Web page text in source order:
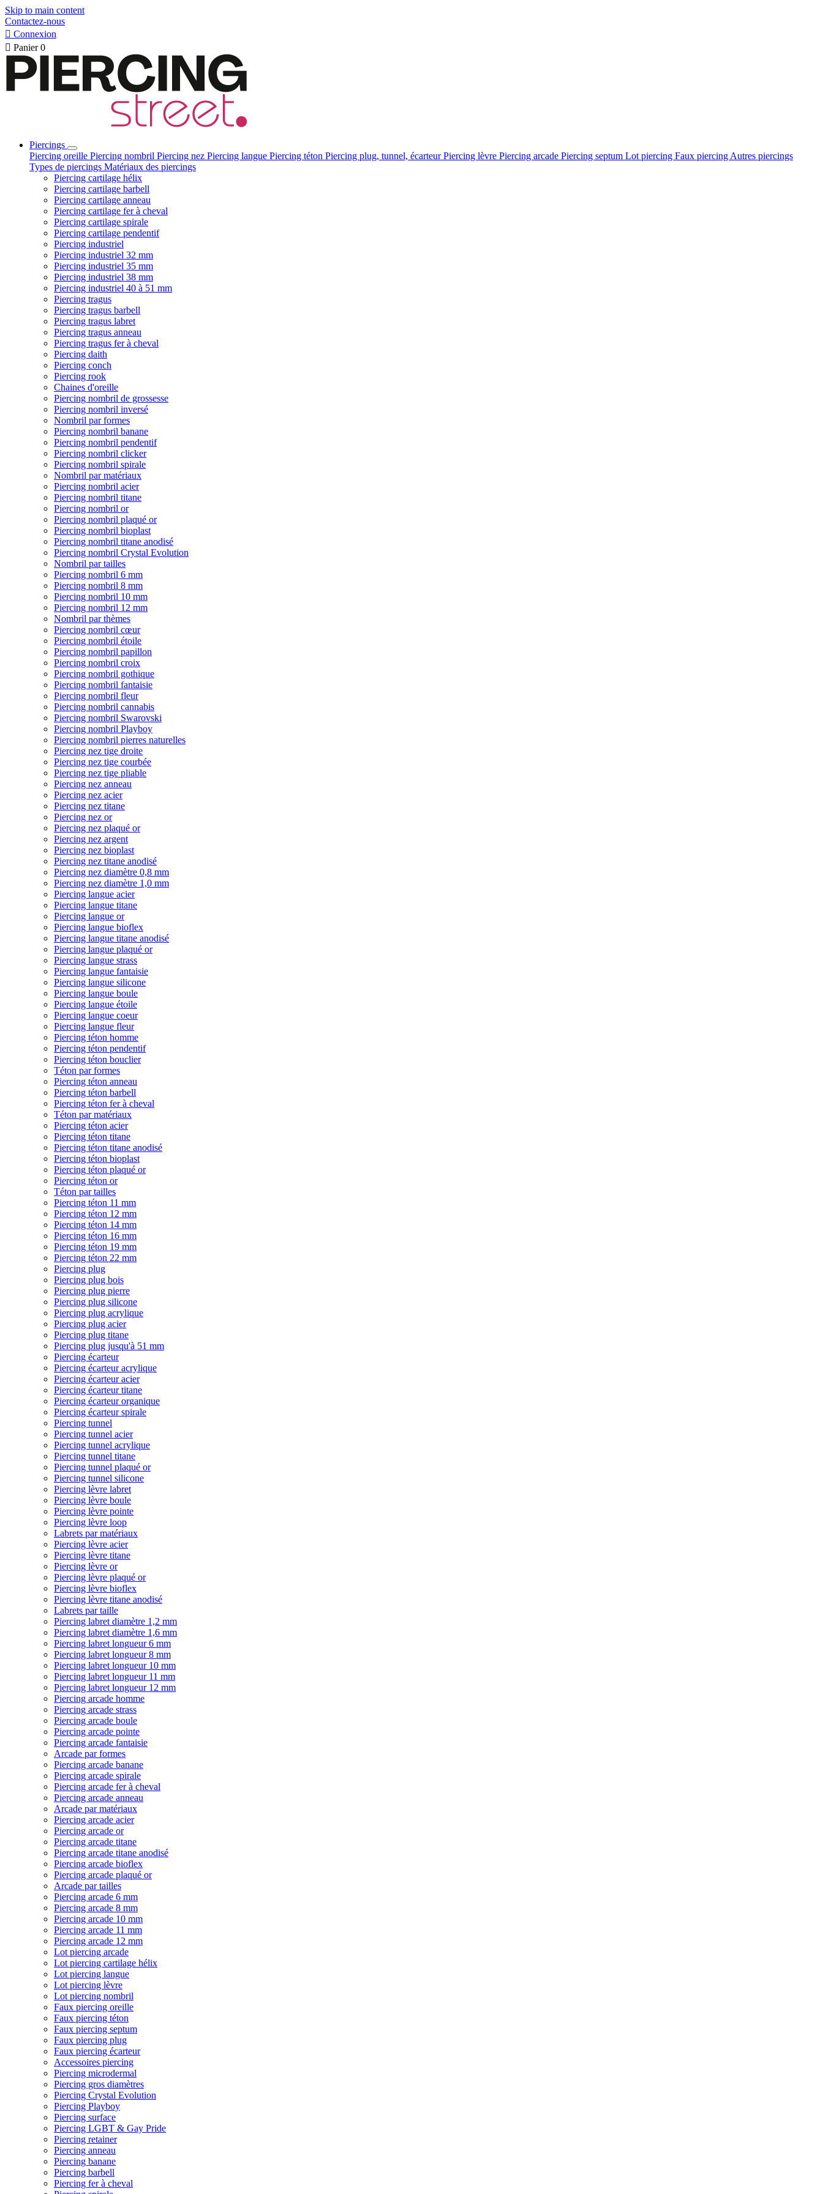
Skip to main content
Contactez-nous
 Connexion
 Panier 0
Piercings
Piercing oreille Piercing nombril Piercing nez Piercing langue Piercing téton Piercing plug, tunnel, écarteurPiercing lèvre Piercing arcade Piercing septum Lot piercing Faux piercing Autres piercings
Types de piercings Matériaux des piercings
Piercing cartilage hélix
Piercing cartilage barbell
Piercing cartilage anneau
Piercing cartilage fer à cheval
Piercing cartilage spirale
Piercing cartilage pendentif
Piercing industriel
Piercing industriel 32 mm
Piercing industriel 35 mm
Piercing industriel 38 mm
Piercing industriel 40 à 51 mm
Piercing tragus
Piercing tragus barbell
Piercing tragus labret
Piercing tragus anneau
Piercing tragus fer à cheval
Piercing daith
Piercing conch
Piercing rook
Chaines d'oreille
Piercing nombril de grossesse
Piercing nombril inversé
Nombril par formes
Piercing nombril banane
Piercing nombril pendentif
Piercing nombril clicker
Piercing nombril spirale
Nombril par matériaux
Piercing nombril acier
Piercing nombril titane
Piercing nombril or
Piercing nombril plaqué or
Piercing nombril bioplast
Piercing nombril titane anodisé
Piercing nombril Crystal Evolution
Nombril par tailles
Piercing nombril 6 mm
Piercing nombril 8 mm
Piercing nombril 10 mm
Piercing nombril 12 mm
Nombril par thèmes
Piercing nombril cœur
Piercing nombril étoile
Piercing nombril papillon
Piercing nombril croix
Piercing nombril gothique
Piercing nombril fantaisie
Piercing nombril fleur
Piercing nombril cannabis
Piercing nombril Swarovski
Piercing nombril Playboy
Piercing nombril pierres naturelles
Piercing nez tige droite
Piercing nez tige courbée
Piercing nez tige pliable
Piercing nez anneau
Piercing nez acier
Piercing nez titane
Piercing nez or
Piercing nez plaqué or
Piercing nez argent
Piercing nez bioplast
Piercing nez titane anodisé
Piercing nez diamètre 0,8 mm
Piercing nez diamètre 1,0 mm
Piercing langue acier
Piercing langue titane
Piercing langue or
Piercing langue bioflex
Piercing langue titane anodisé
Piercing langue plaqué or
Piercing langue strass
Piercing langue fantaisie
Piercing langue silicone
Piercing langue boule
Piercing langue étoile
Piercing langue coeur
Piercing langue fleur
Piercing téton homme
Piercing téton pendentif
Piercing téton bouclier
Téton par formes
Piercing téton anneau
Piercing téton barbell
Piercing téton fer à cheval
Téton par matériaux
Piercing téton acier
Piercing téton titane
Piercing téton titane anodisé
Piercing téton bioplast
Piercing téton plaqué or
Piercing téton or
Téton par tailles
Piercing téton 11 mm
Piercing téton 12 mm
Piercing téton 14 mm
Piercing téton 16 mm
Piercing téton 19 mm
Piercing téton 22 mm
Piercing plug
Piercing plug bois
Piercing plug pierre
Piercing plug silicone
Piercing plug acrylique
Piercing plug acier
Piercing plug titane
Piercing plug jusqu'à 51 mm
Piercing écarteur
Piercing écarteur acrylique
Piercing écarteur acier
Piercing écarteur titane
Piercing écarteur organique
Piercing écarteur spirale
Piercing tunnel
Piercing tunnel acier
Piercing tunnel acrylique
Piercing tunnel titane
Piercing tunnel plaqué or
Piercing tunnel silicone
Piercing lèvre labret
Piercing lèvre boule
Piercing lèvre pointe
Piercing lèvre loop
Labrets par matériaux
Piercing lèvre acier
Piercing lèvre titane
Piercing lèvre or
Piercing lèvre plaqué or
Piercing lèvre bioflex
Piercing lèvre titane anodisé
Labrets par taille
Piercing labret diamètre 1,2 mm
Piercing labret diamètre 1,6 mm
Piercing labret longueur 6 mm
Piercing labret longueur 8 mm
Piercing labret longueur 10 mm
Piercing labret longueur 11 mm
Piercing labret longueur 12 mm
Piercing arcade homme
Piercing arcade strass
Piercing arcade boule
Piercing arcade pointe
Piercing arcade fantaisie
Arcade par formes
Piercing arcade banane
Piercing arcade spirale
Piercing arcade fer à cheval
Piercing arcade anneau
Arcade par matériaux
Piercing arcade acier
Piercing arcade or
Piercing arcade titane
Piercing arcade titane anodisé
Piercing arcade bioflex
Piercing arcade plaqué or
Arcade par tailles
Piercing arcade 6 mm
Piercing arcade 8 mm
Piercing arcade 10 mm
Piercing arcade 11 mm
Piercing arcade 12 mm
Lot piercing arcade
Lot piercing cartilage hélix
Lot piercing langue
Lot piercing lèvre
Lot piercing nombril
Faux piercing oreille
Faux piercing téton
Faux piercing septum
Faux piercing plug
Faux piercing écarteur
Accessoires piercing
Piercing microdermal
Piercing gros diamètres
Piercing Crystal Evolution
Piercing Playboy
Piercing surface
Piercing LGBT & Gay Pride
Piercing retainer
Piercing anneau
Piercing banane
Piercing barbell
Piercing fer à cheval